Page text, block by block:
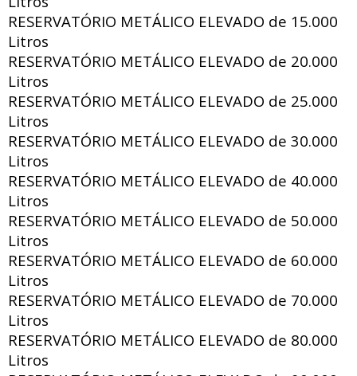
RESERVATÓRIO METÁLICO ELEVADO de 15.000
Litros
RESERVATÓRIO METÁLICO ELEVADO de 20.000
Litros
RESERVATÓRIO METÁLICO ELEVADO de 25.000
Litros
RESERVATÓRIO METÁLICO ELEVADO de 30.000
Litros
RESERVATÓRIO METÁLICO ELEVADO de 40.000
Litros
RESERVATÓRIO METÁLICO ELEVADO de 50.000
Litros
RESERVATÓRIO METÁLICO ELEVADO de 60.000
Litros
RESERVATÓRIO METÁLICO ELEVADO de 70.000
Litros
RESERVATÓRIO METÁLICO ELEVADO de 80.000
Litros